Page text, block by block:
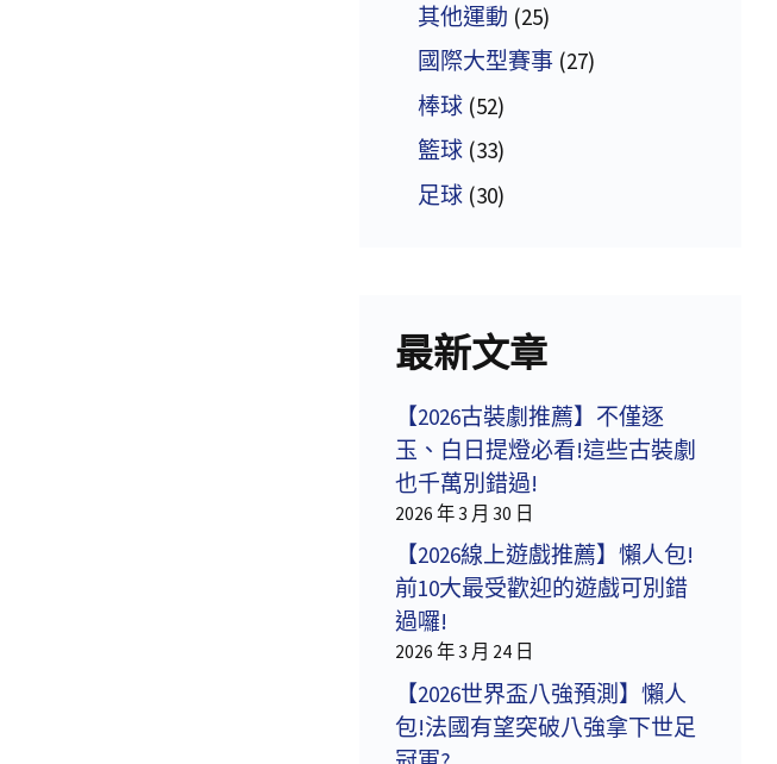
其他運動 (25)
國際大型賽事 (27)
棒球 (52)
籃球 (33)
足球 (30)
最新文章
【2026古裝劇推薦】不僅逐
玉、白日提燈必看!這些古裝劇
也千萬別錯過!
2026 年 3 月 30 日
【2026線上遊戲推薦】懶人包!
前10大最受歡迎的遊戲可別錯
過囉!
2026 年 3 月 24 日
【2026世界盃八強預測】懶人
包!法國有望突破八強拿下世足